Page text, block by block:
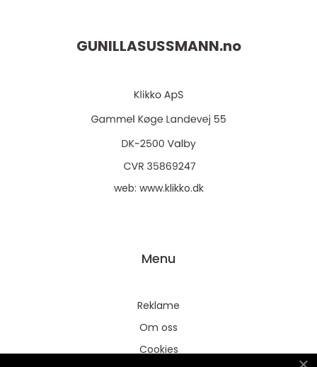
GUNILLASUSSMANN.no
web: www.klikko.dk
Menu
Reklame
Om oss
Cookies